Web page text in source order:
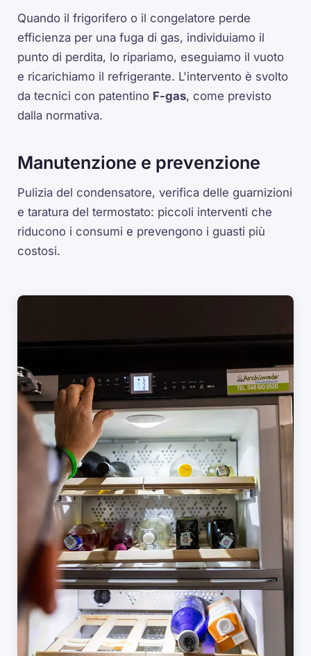
Quando il frigorifero o il congelatore perde
efficienza per una fuga di gas, individuiamo il
punto di perdita, lo ripariamo, eseguiamo il vuoto
e ricarichiamo il refrigerante. L'intervento è svolto
da tecnici con patentino F-gas, come previsto
dalla normativa.
Manutenzione e prevenzione
Pulizia del condensatore, verifica delle guarnizioni
e taratura del termostato: piccoli interventi che
riducono i consumi e prevengono i guasti più
costosi.